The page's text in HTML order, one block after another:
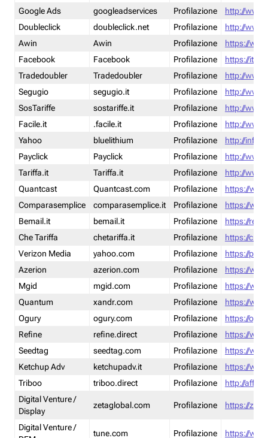
Google Ads googleadservices Profilazione
http://
Doubleclick
doubleclick.net Profilazione
http://
Awin
Awin Profilazione
https://
Facebook
Facebook Profilazione
https://it-
Tradedoubler
Tradedoubler Profilazione
http://
Segugio
segugio.it Profilazione
http://
SosTariffe
sostariffe.it Profilazione
http://
Facile.it
.facile.it Profilazione
http://
Yahoo
bluelithium Profilazione
http://
Payclick
Payclick Profilazione
http://
Tariffa.it
Tariffa.it Profilazione
http://
Quantcast
Quantcast.com Profilazione
https://
Comparasemplice
comparasemplice.it Profilazione
https://
Bemail.it
bemail.it Profilazione
https://
Che Tariffa
chetariffa.it Profilazione
https://
Verizon Media
yahoo.com Profilazione
https://
Azerion
azerion.com Profilazione
https://
Mgid
mgid.com Profilazione
https://
Quantum
xandr.com Profilazione
https://
Ogury
ogury.com Profilazione
https://
Refine
refine.direct Profilazione
https://
Seedtag
seedtag.com Profilazione
https://
Ketchup Adv
ketchupadv.it Profilazione
https://
Triboo
triboo.direct Profilazione
http://
Digital Venture /
Display
zetaglobal.com Profilazione https://
Digital Venture /
tune.com Profilazione https://